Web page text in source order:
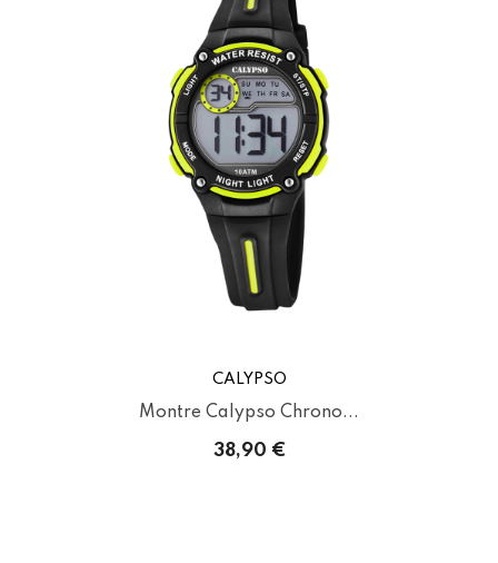
CALYPSO
Montre Calypso Chrono...
38,90 €